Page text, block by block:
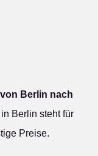
Berlin nach
Berlin steht für
Preise.